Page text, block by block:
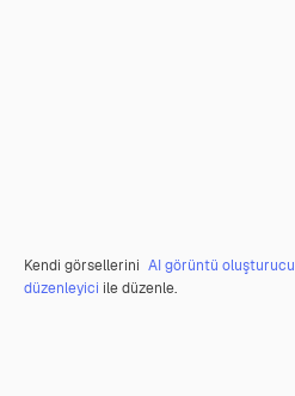
Kendi görsellerini AI görüntü oluşturucu
düzenleyici ile düzenle.